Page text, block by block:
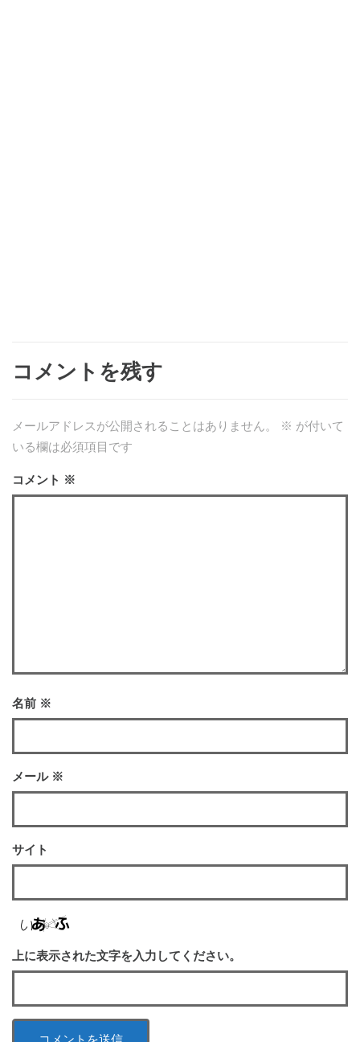
コメントを残す
メールアドレスが公開されることはありません。 ※ が付いて
いる欄は必須項目です
コメント ※
名前 ※
メール ※
サイト
上に表示された文字を入力してください。